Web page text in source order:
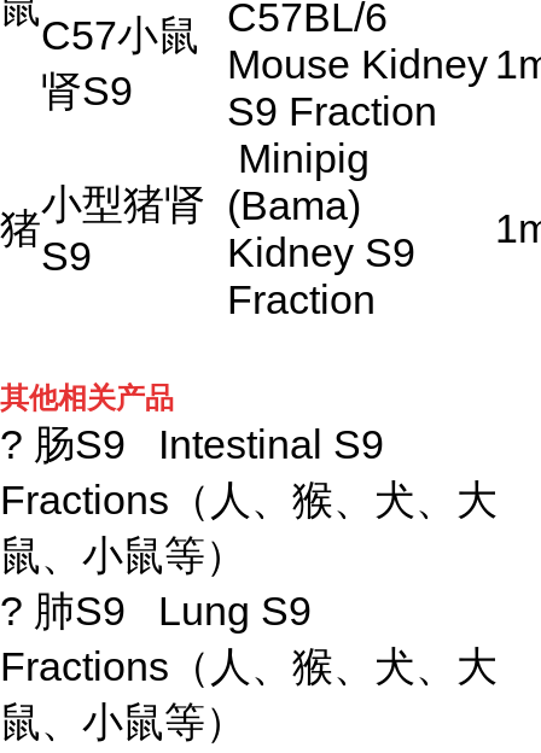
C57小鼠
肾S9
C57BL/6
Mouse Kidney
S9 Fraction
猪
小型猪肾
S9
Minipig
(Bama)
Kidney S9
Fraction
其他相关产品
? 肠S9 Intestinal S9
Fractions（人、猴、犬、大
鼠、小鼠等）
? 肺S9 Lung S9
Fractions（人、猴、犬、大
鼠、小鼠等）